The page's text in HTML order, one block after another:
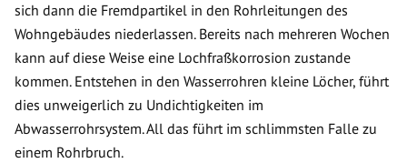
sich dann die Fremdpartikel in den Rohrleitungen des
Wohngebäudes niederlassen. Bereits nach mehreren Wochen
kann auf diese Weise eine Lochfraßkorrosion zustande
kommen. Entstehen in den Wasserrohren kleine Löcher, führt
dies unweigerlich zu Undichtigkeiten im
Abwasserrohrsystem. All das führt im schlimmsten Falle zu
einem Rohrbruch.